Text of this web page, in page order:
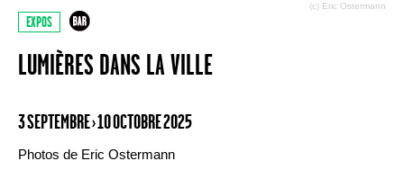
(c) Eric Ostermann
EXPOS
LUMIÈRES DANS LA VILLE
3 SEPTEMBRE › 10 OCTOBRE 2025
Photos de Eric Ostermann